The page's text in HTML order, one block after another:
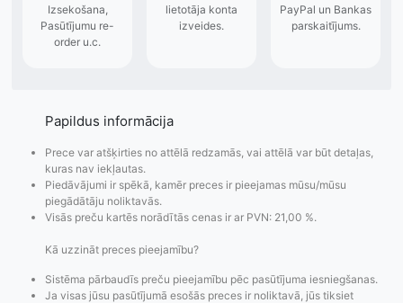
Papildus informācija
Prece var atšķirties no attēlā redzamās, vai attēlā var būt detaļas,
kuras nav iekļautas.
Piedāvājumi ir spēkā, kamēr preces ir pieejamas mūsu/mūsu
piegādātāju noliktavās.
Visās preču kartēs norādītās cenas ir ar PVN: 21,00 %.
Kā uzzināt preces pieejamību?
Sistēma pārbaudīs preču pieejamību pēc pasūtījuma iesniegšanas.
Ja visas jūsu pasūtījumā esošās preces ir noliktavā, jūs tiksiet